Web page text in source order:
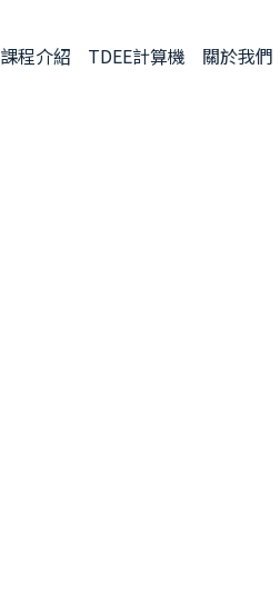
課程介紹 TDEE計算機 關於我們